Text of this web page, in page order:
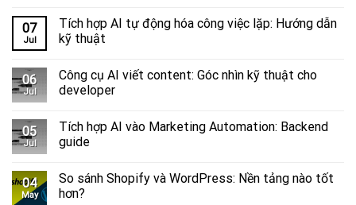
07
Jul
Tích hợp AI tự động hóa công việc lặp: Hướng dẫn
kỹ thuật
06
Jul
Công cụ AI viết content: Góc nhìn kỹ thuật cho
developer
05
Jul
Tích hợp AI vào Marketing Automation: Backend
guide
04
May
So sánh Shopify và WordPress​: Nền tảng nào tốt
hơn?